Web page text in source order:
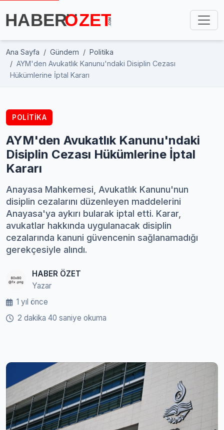
Ana Sayfa Gündem
Politika
AYM'den Avukatlık Kanunu'ndaki Disiplin Cezası
Hükümlerine İptal Kararı
POLITIKA
AYM'den Avukatlık Kanunu'ndaki
Disiplin Cezası Hükümlerine İptal
Kararı
Anayasa Mahkemesi, Avukatlık Kanunu'nun
disiplin cezalarını düzenleyen maddelerini
Anayasa'ya aykırı bularak iptal etti. Karar,
avukatlar hakkında uygulanacak disiplin
cezalarında kanuni güvencenin sağlanamadığı
gerekçesiyle alındı.
HABER ÖZET
Yazar
1 yıl önce
2 dakika 40 saniye okuma